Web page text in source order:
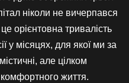
ніколи не вичерпався
орієнтовна тривалість
у місяцях, для якої ми за
але цілком
комфортного життя.